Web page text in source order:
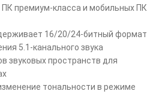
ПК премиум-класса и мобильных ПК
16/20/24-битный формат
5.1-канального звука
звуковых пространств для
тональности в режиме